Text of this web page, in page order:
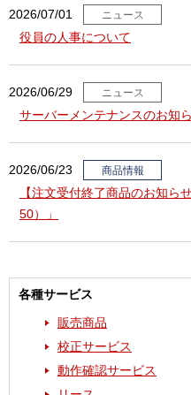
2026/07/01 ニュース
役員の人事について
2026/06/29 ニュース
サーバーメンテナンスのお知
2026/06/23 商品情報
【注文受付終了商品のお知ら
50）」
各種サービス
販売商品
校正サービス
動作確認サービス